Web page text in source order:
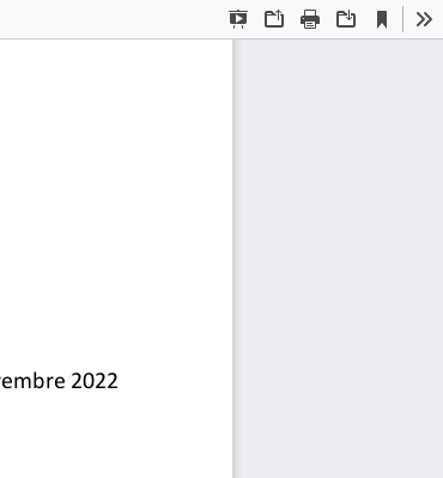
Presentation
OpenPrint Download
Current
View
2022